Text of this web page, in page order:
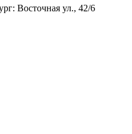
Восточная ул., 42/6